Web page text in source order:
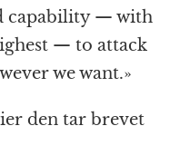
capability — with
— to attack
we want.»
den tar brevet